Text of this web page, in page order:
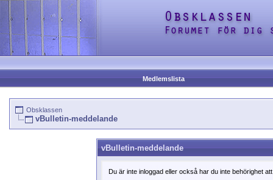
Medlemslista
Obsklassen
vBulletin-meddelande
vBulletin-meddelande
Du är inte inloggad eller också har du inte behörighet